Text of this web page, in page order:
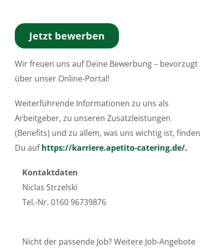
Jetzt bewerben
Wir freuen uns auf Deine Bewerbung – bevorzugt
über unser Online-Portal!
Weiterführende Informationen zu uns als
Arbeitgeber, zu unseren Zusatzleistungen
(Benefits) und zu allem, was uns wichtig ist, finden
Du aufhttps://karriere.apetito-catering.de/.
Kontaktdaten
Niclas Strzelski
Tel.-Nr. 0160 96739876
Nicht der passende Job? Weitere Job-Angebote